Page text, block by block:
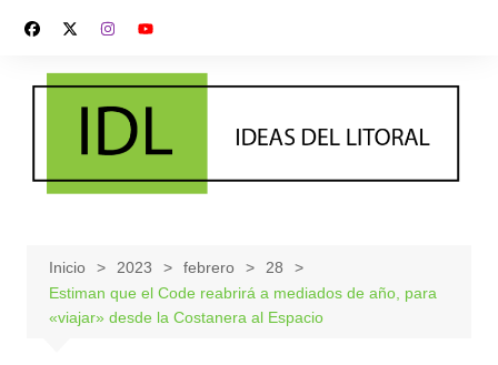
contenido
Inicio 2023 febrero
28
Estiman que el Code reabrirá a mediados de año, para
«viajar» desde la Costanera al Espacio